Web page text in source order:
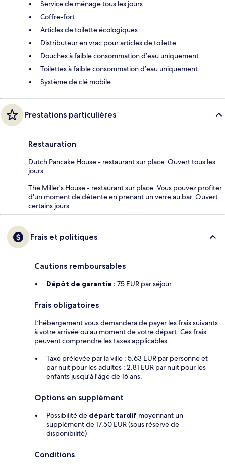
Service de ménage tous les jours
Coffre-fort
Articles de toilette écologiques
Distributeur en vrac pour articles de toilette
Douches à faible consommation d’eau uniquement
Toilettes à faible consommation d’eau uniquement
Système de clé mobile
Prestations particulières
Restauration
Dutch Pancake House - restaurant sur place. Ouvert tous les
jours.
The Miller's House - restaurant sur place. Vous pouvez profiter
d'un moment de détente en prenant un verre au bar. Ouvert
certains jours.
Frais et politiques
Cautions remboursables
Dépôt de garantie : 75 EUR par séjour
Frais obligatoires
L’hébergement vous demandera de payer les frais suivants
à votre arrivée ou au moment de votre départ. Ces frais
peuvent comprendre les taxes applicables :
Taxe prélevée par la ville : 5.63 EUR par personne et
par nuit pour les adultes ; 2.81 EUR par nuit pour les
enfants jusqu'à l'âge de 16 ans.
Options en supplément
Possibilité de départ tardif moyennant un
supplément de 17.50 EUR (sous réserve de
disponibilité)
Conditions